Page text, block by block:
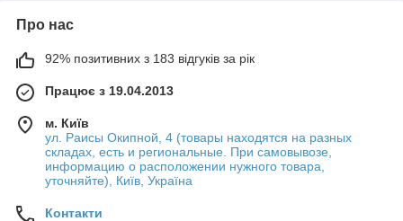
Про нас
92% позитивних з 183 відгуків за рік
Працює з 19.04.2013
м. Київ
ул. Раисы Окипной, 4 (товары находятся на разных
складах, есть и региональные. При самовывозе,
информацию о расположении нужного товара,
уточняйте), Київ, Україна
Контакти